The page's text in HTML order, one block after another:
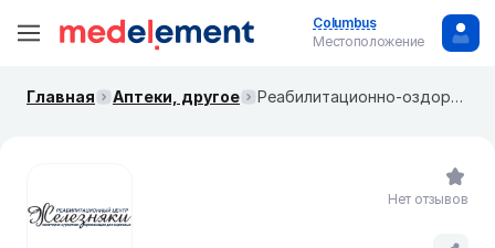
Columbus
Местоположение
Главная Аптеки, другое Реабилитационно-оздоровительный комплекс "ЖЕЛЕЗНЯКИ"
Нет отзывов